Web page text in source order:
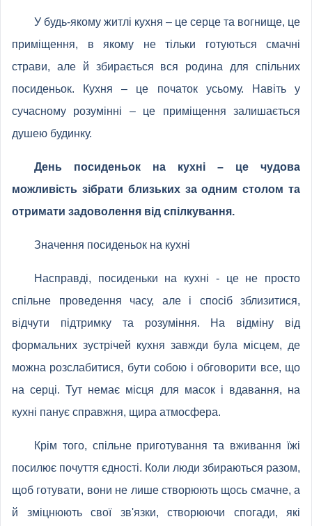
У будь-якому житлі кухня – це серце та вогнище, це
приміщення, в якому не тільки готуються смачні
страви, але й збирається вся родина для спільних
посиденьок. Кухня – це початок усьому. Навіть у
сучасному розумінні – це приміщення залишається
душею будинку.
День посиденьок на кухні – це чудова
можливість зібрати близьких за одним столом та
отримати задоволення від спілкування.
Значення посиденьок на кухні
Насправді, посиденьки на кухні - це не просто
спільне проведення часу, але і спосіб зблизитися,
відчути підтримку та розуміння. На відміну від
формальних зустрічей кухня завжди була місцем, де
можна розслабитися, бути собою і обговорити все, що
на серці. Тут немає місця для масок і вдавання, на
кухні панує справжня, щира атмосфера.
Крім того, спільне приготування та вживання їжі
посилює почуття єдності. Коли люди збираються разом,
щоб готувати, вони не лише створюють щось смачне, а
й зміцнюють свої зв'язки, створюючи спогади, які